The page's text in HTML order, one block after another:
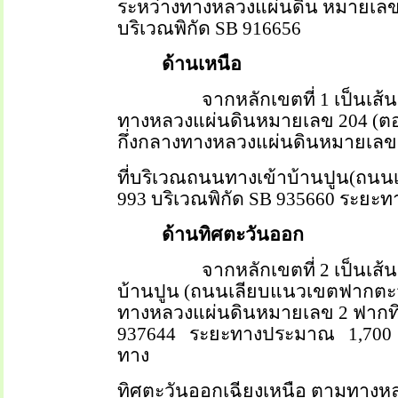
ระหว่างทางหลวงแผ่นดิน หมายเ
บริเวณพิกัด SB 916656
ด้านเหนือ
จากหลักเขตที่ 1 เป็นเส้
ทางหลวงแผ่นดินหมายเลข 204 (ต
กึ่งกลางทางหลวงแผ่นดินหมายเลข
ที่บริเวณถนนทางเข้าบ้านปูน(ถนน
993 บริเวณพิกัด SB 935660 ระยะ
ด้านทิศตะวันออก
จากหลักเขตที่ 2 เป็นเ
บ้านปูน (ถนนเลียบแนวเขตฟากต
ทางหลวงแผ่นดินหมายเลข 2 ฟาก
937644
ระยะทางประมาณ
1,700
ทาง
ทิศตะวันออกเฉียงเหนือ ตามทาง